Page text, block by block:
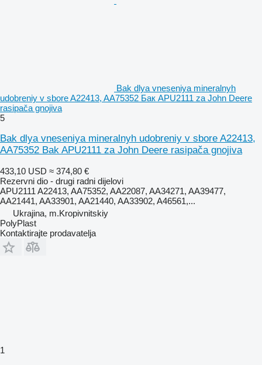
Bak dlya vneseniya mineralnyh
udobreniy v sbore A22413, AA75352 Бак APU2111 za John Deere
rasipača gnojiva
5
Bak dlya vneseniya mineralnyh udobreniy v sbore A22413,
AA75352 Bak APU2111 za John Deere rasipača gnojiva
433,10 USD ≈ 374,80 €
Rezervni dio - drugi radni dijelovi
APU2111 A22413, AA75352, AA22087, AA34271, AA39477,
AA21441, AA33901, AA21440, AA33902, A46561,...
Ukrajina, m.Kropivnitskiy
PolyPlast
Kontaktirajte prodavatelja
1